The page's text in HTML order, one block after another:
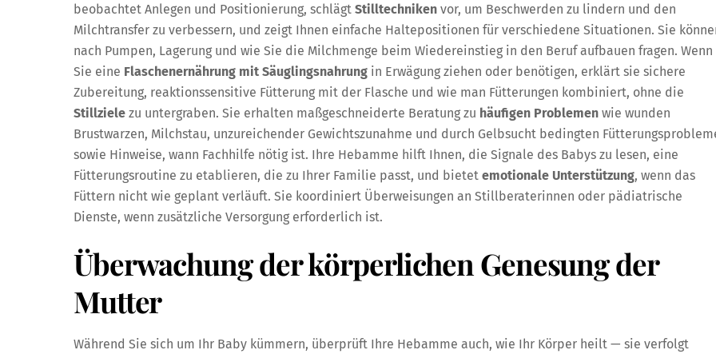
beobachtet Anlegen und Positionierung, schlägt Stilltechniken vor, um Beschwerden zu lindern und den
Milchtransfer zu verbessern, und zeigt Ihnen einfache Haltepositionen für verschiedene Situationen. Sie
nach Pumpen, Lagerung und wie Sie die Milchmenge beim Wiedereinstieg in den Beruf aufbauen fragen. Wenn
Sie eine Flaschenernährung mit Säuglingsnahrung in Erwägung ziehen oder benötigen, erklärt sie sichere
Zubereitung, reaktionssensitive Fütterung mit der Flasche und wie man Fütterungen kombiniert, ohne die
Stillziele zu untergraben. Sie erhalten maßgeschneiderte Beratung zu häufigen Problemen wie wunden
Brustwarzen, Milchstau, unzureichender Gewichtszunahme und durch Gelbsucht bedingten
sowie Hinweise, wann Fachhilfe nötig ist. Ihre Hebamme hilft Ihnen, die Signale des Babys zu lesen, eine
Fütterungsroutine zu etablieren, die zu Ihrer Familie passt, und bietet emotionale Unterstützung, wenn das
Füttern nicht wie geplant verläuft. Sie koordiniert Überweisungen an Stillberaterinnen oder pädiatrische
Dienste, wenn zusätzliche Versorgung erforderlich ist.
Überwachung der körperlichen Genesung der
Mutter
Während Sie sich um Ihr Baby kümmern, überprüft Ihre Hebamme auch, wie Ihr Körper heilt — sie verfolgt